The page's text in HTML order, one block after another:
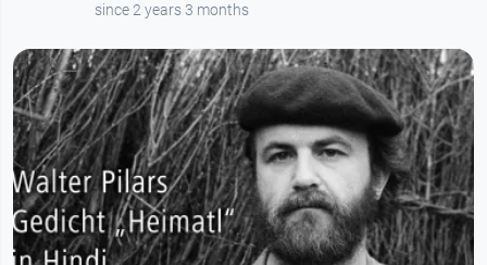
since 2 years 3 months